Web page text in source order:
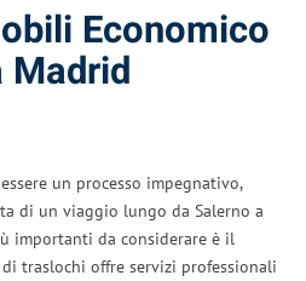
Economico
Madrid
un processo impegnativo,
di un viaggio lungo da Salerno a
importanti da considerare è il
di traslochi offre servizi professionali